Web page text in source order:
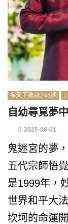
禪天下雜誌245期
自幼尋覓夢
2025-08-01
鬼迷宮的夢
五代宗師悟
是1999年，
世界和平大
坎坷的命運